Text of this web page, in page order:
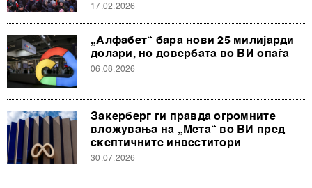
17.02.2026
„Алфабет“ бара нови 25 милијарди
долари, но довербата во ВИ опаѓа
06.08.2026
Закерберг ги правда огромните
вложувања на „Мета“ во ВИ пред
скептичните инвеститори
30.07.2026